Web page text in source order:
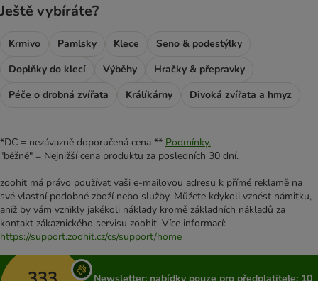
Ještě vybíráte?
Krmivo Pamlsky Klece
Seno & podestýlky
Doplňky do klecí
Výběhy
Hračky & přepravky
Péče o drobná zvířata
Králíkárny Divoká zvířata a hmyz
*DC = nezávazně doporučená cena ** Podmínky.
"běžně" = Nejnižší cena produktu za posledních 30 dní.
zoohit má právo používat vaši e-mailovou adresu k přímé reklamě na
své vlastní podobné zboží nebo služby. Můžete kdykoli vznést námitku,
aniž by vám vznikly jakékoli náklady kromě základních nákladů za
kontakt zákaznického servisu zoohit. Více informací:
https://support.zoohit.cz/cs/support/home